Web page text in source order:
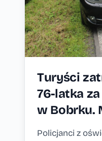
Turyści
76-latka
w Bobrku.
Policjanci z